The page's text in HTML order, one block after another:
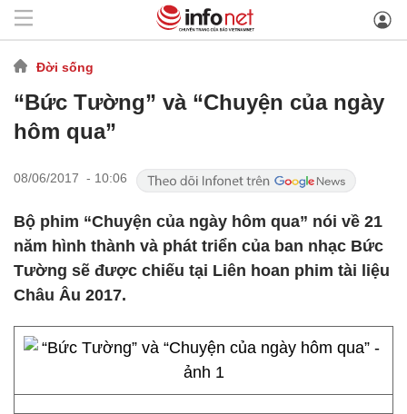
Đời sống
“Bức Tường” và “Chuyện của ngày
hôm qua”
08/06/2017 - 10:06
Bộ phim “Chuyện của ngày hôm qua” nói về 21
năm hình thành và phát triển của ban nhạc Bức
Tường sẽ được chiếu tại Liên hoan phim tài liệu
Châu Âu 2017.